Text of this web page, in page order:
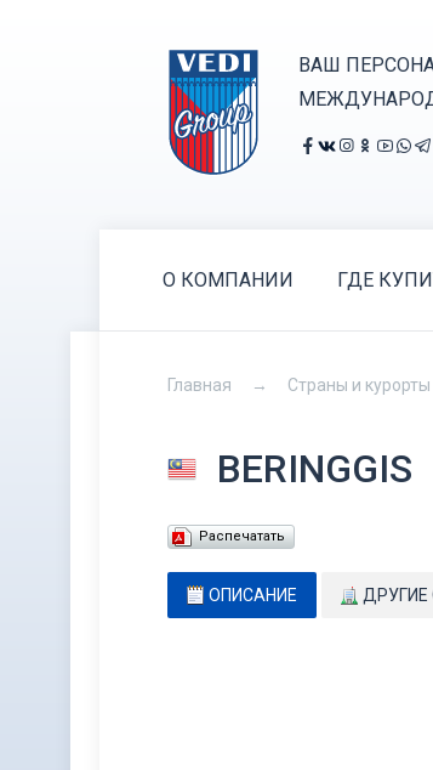
ВАШ
О КОМПАНИИ ГДЕ
Главная Страны и курорты
BERINGGIS
Распечатать
ОПИСАНИЕ ДРУГИЕ